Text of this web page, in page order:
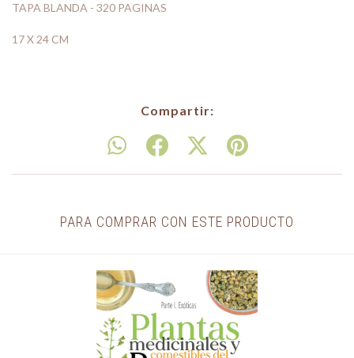
TAPA BLANDA - 320 PAGINAS
17 X 24 CM
Compartir:
PARA COMPRAR CON ESTE PRODUCTO